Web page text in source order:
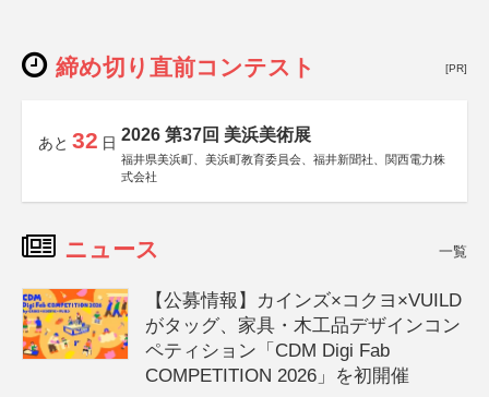
締め切り直前コンテスト [PR]
あと 32 日 2026 第37回 美浜美術展
福井県美浜町、美浜町教育委員会、福井新聞社、関西電力株
式会社
ニュース 一覧
【公募情報】カインズ×コクヨ×VUILD
がタッグ、家具・木工品デザインコン
ペティション「CDM Digi Fab
COMPETITION 2026」を初開催